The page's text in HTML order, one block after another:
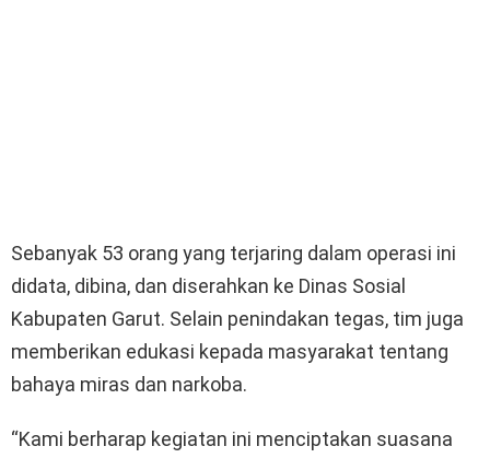
Sebanyak 53 orang yang terjaring dalam operasi ini
didata, dibina, dan diserahkan ke Dinas Sosial
Kabupaten Garut. Selain penindakan tegas, tim juga
memberikan edukasi kepada masyarakat tentang
bahaya miras dan narkoba.
“Kami berharap kegiatan ini menciptakan suasana